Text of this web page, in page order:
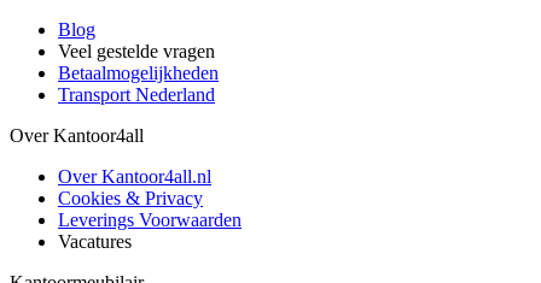
Blog
Veel gestelde vragen
Betaalmogelijkheden
Transport Nederland
Over Kantoor4all
Over Kantoor4all.nl
Cookies & Privacy
Leverings Voorwaarden
Vacatures